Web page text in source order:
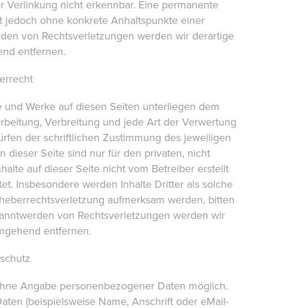
nicht erkennbar. Eine permanente
ohne konkrete Anhaltspunkte einer
von Rechtsverletzungen werden wir derartige
entfernen.
Werke auf diesen Seiten unterliegen dem
Verbreitung und jede Art der Verwertung
der schriftlichen Zustimmung des jeweiligen
dieser Seite sind nur für den privaten, nicht
auf dieser Seite nicht vom Betreiber erstellt
Insbesondere werden Inhalte Dritter als solche
aufmerksam werden, bitten
von Rechtsverletzungen werden wir
entfernen.
Angabe personenbezogener Daten möglich.
(beispielsweise Name, Anschrift oder eMail-